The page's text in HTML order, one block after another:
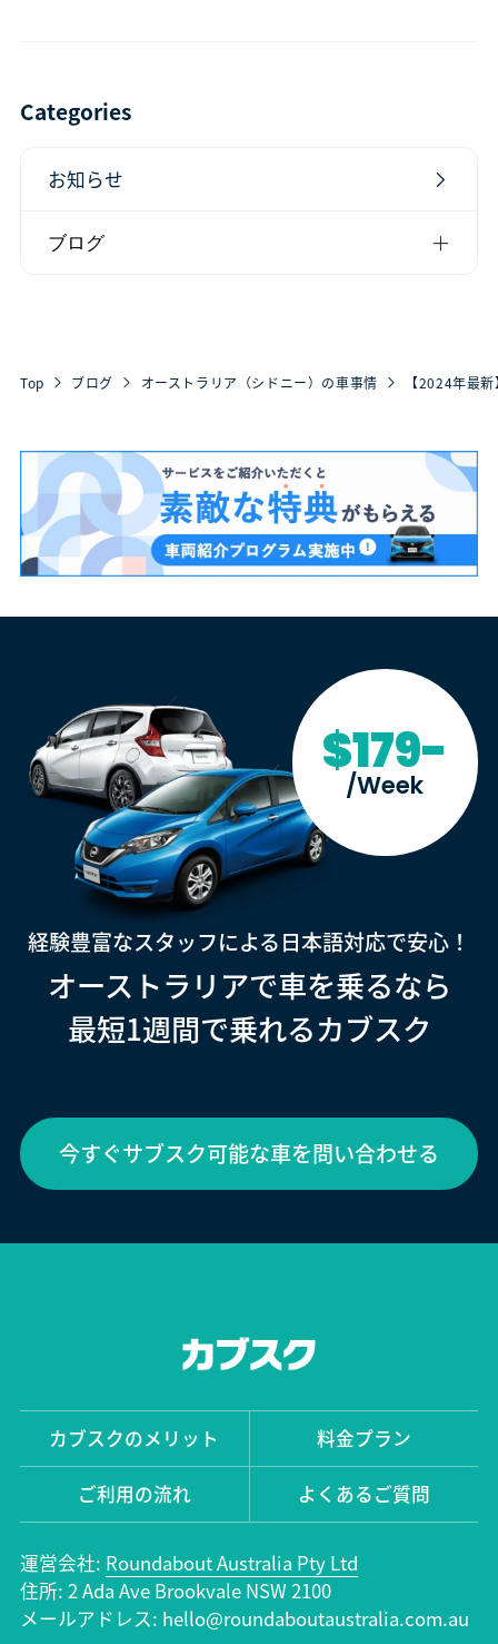
Categories
お知らせ
ブログ
Top ブログ オーストラリア（シドニー）の車事情 【2024年最
経験豊富なスタッフによる日本語対応で安心！
オーストラリアで車を乗るなら
最短1週間で乗れるカブスク
今すぐサブスク可能な車を問い合わせる
$179-
/Week
カブスクのメリット 料金プラン
ご利用の流れ よくあるご質問
運営会社: Roundabout Australia Pty Ltd
住所: 2 Ada Ave Brookvale NSW 2100
メールアドレス: hello@roundaboutaustralia.com.au